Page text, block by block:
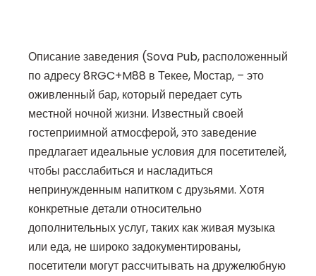
Описание заведения (Sova Pub, расположенный
по адресу 8RGC+M88 в Текее, Мостар, – это
оживленный бар, который передает суть
местной ночной жизни. Известный своей
гостеприимной атмосферой, это заведение
предлагает идеальные условия для посетителей,
чтобы расслабиться и насладиться
непринужденным напитком с друзьями. Хотя
конкретные детали относительно
дополнительных услуг, таких как живая музыка
или еда, не широко задокументированы,
посетители могут рассчитывать на дружелюбную